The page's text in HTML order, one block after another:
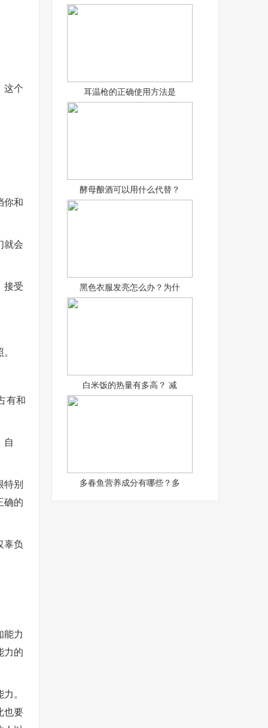
这个
你和
就会
接受
有和
自
特别
确的
辜负
能力
力的
。
也要
耳温枪的正确使用方法是
酵母酿酒可以用什么代替？
黑色衣服发亮怎么办？为什
白米饭的热量有多高？ 减
多春鱼营养成分有哪些？多